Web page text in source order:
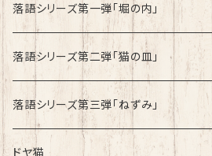
速乾ドライタイプ
綿100%ノーマルタイプ
落語シリーズ第一弾「堀の内」
速乾ドライタイプ
落語シリーズ第二弾「猫の皿」
速乾ドライタイプ
落語シリーズ第三弾「ねずみ」
速乾ドライタイプ
ドヤ猫